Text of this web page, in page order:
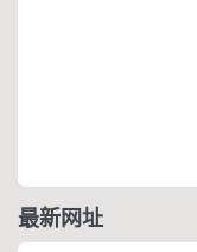
最新网址